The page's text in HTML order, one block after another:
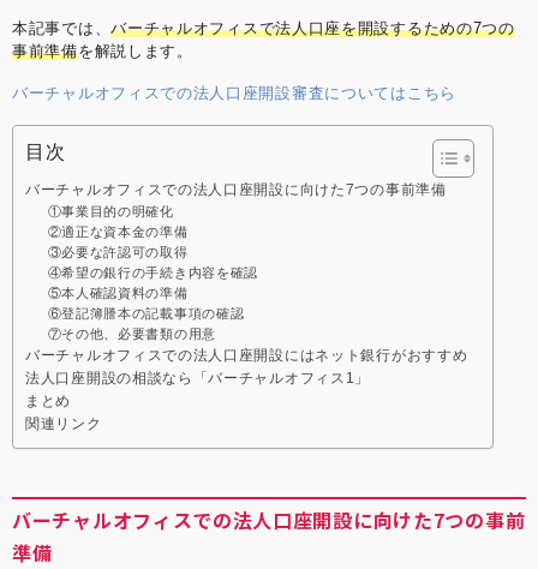
レッジソサエティ久田社長に聞いてみた 複業人事戦略
会議 #2 ～週休4日制正社員！？多様な働き方が生む効
果とは？～ ここでしか聞けない、創業現場のリアル
(東京都中小企業診断士協会青年部主催) 起業を目指す
トリートアカデミー 久田敦史 Yahoo知恵袋 法人カー
本記事では、バーチャルオフィスで法人口座を開設するための7つの
事前準備を解説します。
バーチャルオフィスでの法人口座開設審査についてはこちら
目次
バーチャルオフィスでの法人口座開設に向けた7つの事前準備
①事業目的の明確化
②適正な資本金の準備
③必要な許認可の取得
④希望の銀行の手続き内容を確認
⑤本人確認資料の準備
⑥登記簿謄本の記載事項の確認
⑦その他、必要書類の用意
バーチャルオフィスでの法人口座開設にはネット銀行がおすすめ
法人口座開設の相談なら「バーチャルオフィス1」
まとめ
関連リンク
バーチャルオフィスでの法人口座開設に向けた7つの事前
準備